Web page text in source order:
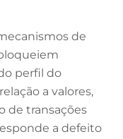
de
perfil do
a valores,
de transações
a defeito